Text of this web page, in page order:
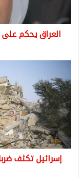
البعث
المحظور
العراق يحكم على
تكثف
ضرباتها
على
غزة،
وتطلق
سراح
رهينتين
أخريين
إسرائيل تكثف